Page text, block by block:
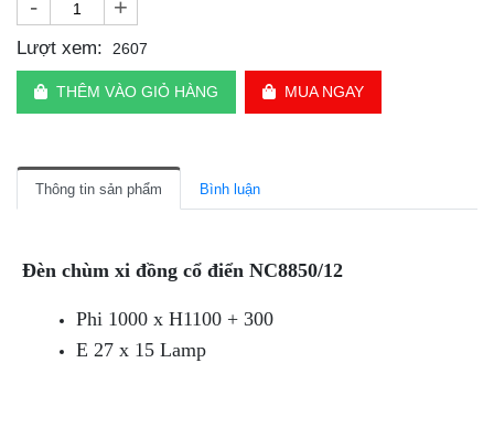
- +
Lượt xem: 2607
THÊM VÀO GIỎ HÀNG MUA NGAY
Thông tin sản phẩm Bình luận
Đèn chùm xi đồng cổ điển NC8850/12
Phi 1000 x H1100 + 300
E 27 x 15 Lamp